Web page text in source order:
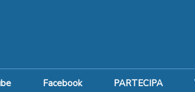
Facebook PARTECIPA